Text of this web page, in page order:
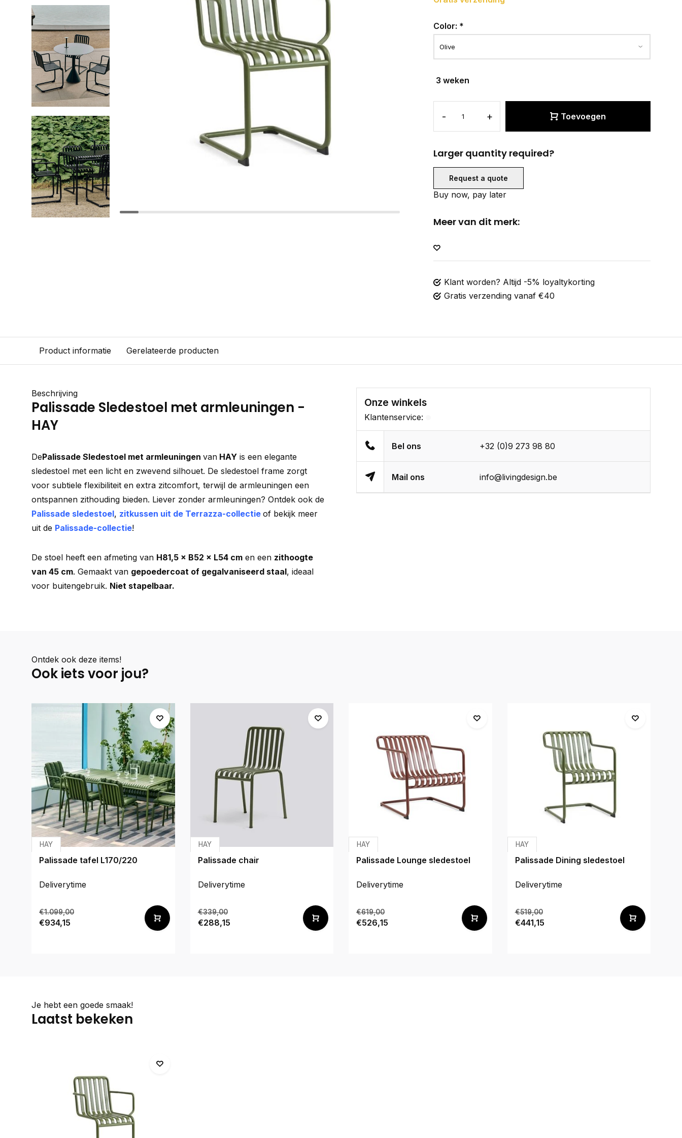
Color: *
3 weken
- + Toevoegen
Larger quantity required?
Request a quote
Buy now, pay later
Meer van dit merk:
Klant worden? Altijd -5% loyaltykorting
Gratis verzending vanaf €40
Product informatie Gerelateerde producten
Beschrijving
Palissade Sledestoel met armleuningen -
HAY
DePalissade Sledestoel met armleuningen van HAY is een elegante
sledestoel met een licht en zwevend silhouet. De sledestoel frame zorgt
voor subtiele flexibiliteit en extra zitcomfort, terwijl de armleuningen een
ontspannen zithouding bieden. Liever zonder armleuningen? Ontdek ook de
Palissade sledestoel, zitkussen uit de Terrazza-collectie of bekijk meer
uit de Palissade-collectie!
De stoel heeft een afmeting van H81,5 × B52 × L54 cm en een zithoogte
van 45 cm. Gemaakt van gepoedercoat of gegalvaniseerd staal, ideaal
voor buitengebruik. Niet stapelbaar.
Onze winkels
Klantenservice:
Bel ons +32 (0)9 273 98 80
Mail ons info@livingdesign.be
Ontdek ook deze items!
Ook iets voor jou?
HAY
Palissade tafel L170/220
Deliverytime
€1.099,00
€934,15
HAY
Palissade chair
Deliverytime
€339,00
€288,15
HAY
Palissade Lounge sledestoel
Deliverytime
€619,00
€526,15
HAY
Palissade Dining sledestoel
Deliverytime
€519,00
€441,15
Je hebt een goede smaak!
Laatst bekeken